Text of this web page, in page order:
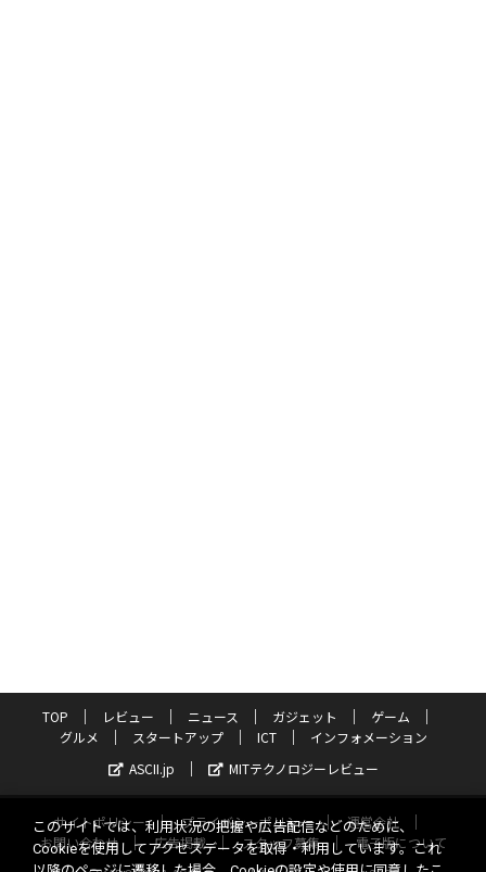
TOP レビュー ニュース ガジェット
ゲーム
グルメ
スタートアップ ICT
インフォメーション
ASCII.jp
MITテクノロジーレビュー
サイトポリシー プライバシーポリシー
運営会社
お問い合わせ
広告掲載 スタッフ募集
電子版について
このサイトでは、利用状況の把握や広告配信などのために、
Cookieを使用してアクセスデータを取得・利用しています。これ